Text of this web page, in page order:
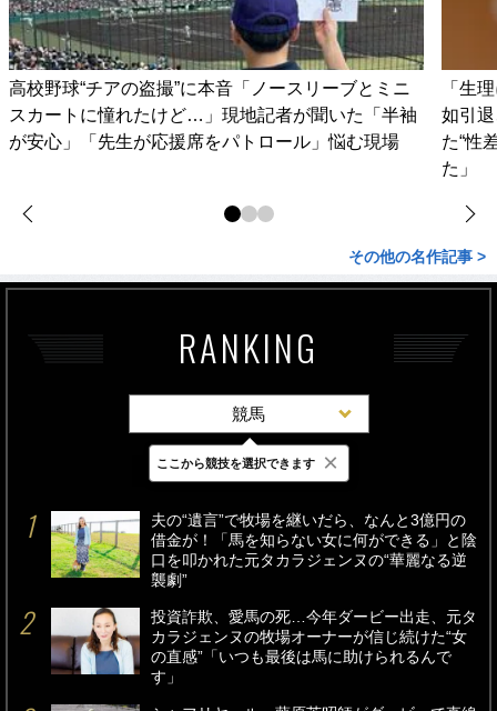
高校野球“チアの盗撮”に本音「ノースリーブとミニ
スカートに憧れたけど…」現地記者が聞いた「半袖
が安心」「先生が応援席をパトロール」悩む現場
「生
如引
た“性
た」
その他の名作記事 >
RANKING
競馬
最新 24時間 週間
夫の“遺言”で牧場を継いだら、なんと3億円の
借金が！「馬を知らない女に何ができる」と陰
口を叩かれた元タカラジェンヌの“華麗なる逆
襲劇”
投資詐欺、愛馬の死…今年ダービー出走、元タ
カラジェンヌの牧場オーナーが信じ続けた“女
の直感”「いつも最後は馬に助けられるんで
す」
ここから競技を選択できます ×